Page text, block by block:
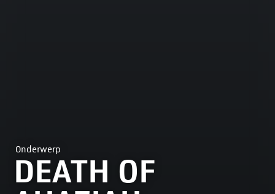
Onderwerp
DEATH OF